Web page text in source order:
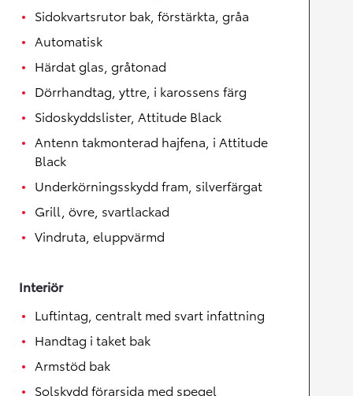
Sidokvartsrutor bak, förstärkta, gråa
Automatisk
Härdat glas, gråtonad
Dörrhandtag, yttre, i karossens färg
Sidoskyddslister, Attitude Black
Antenn takmonterad hajfena, i Attitude
Black
Underkörningsskydd fram, silverfärgat
Grill, övre, svartlackad
Vindruta, eluppvärmd
Interiör
Luftintag, centralt med svart infattning
Handtag i taket bak
Armstöd bak
Solskydd förarsida med spegel